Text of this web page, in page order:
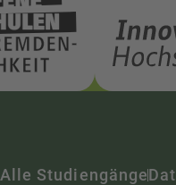
Alle Studiengänge